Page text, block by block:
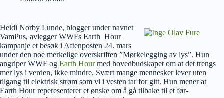
Heidi Norby Lunde, blogger under navnet
VamPus, avlegger WWFs Earth Hour
kampanje et besøk i Aftenposten 24. mars
under den noe merkelige overskriften ”Mørkelegging av lys”. Hun
angriper WWF og Earth Hourmed hovedbudskapet om at det trengs
mer lys i verden, ikke mindre. Svært mange mennesker lever uten
tilgang til elektrisk strøm som vi i vesten tar for gitt. Hun mener at
Earth Hour reperesenterer et ønske om å gå tilbake til et før-